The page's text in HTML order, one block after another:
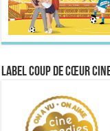
Label Coup de Cœur